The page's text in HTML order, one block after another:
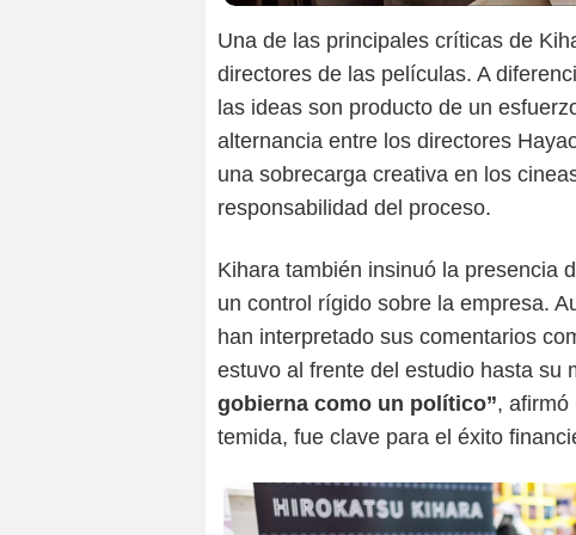
Una de las principales críticas de
directores de las películas. A
las ideas son producto de un
alternancia entre los directores
una sobrecarga creativa en los
responsabilidad del proceso.
Kihara también insinuó la presencia
un control rígido sobre la empresa.
han interpretado sus comentarios
estuvo al frente del estudio hasta su
gobierna como un político”, afirmó
temida, fue clave para el éxito